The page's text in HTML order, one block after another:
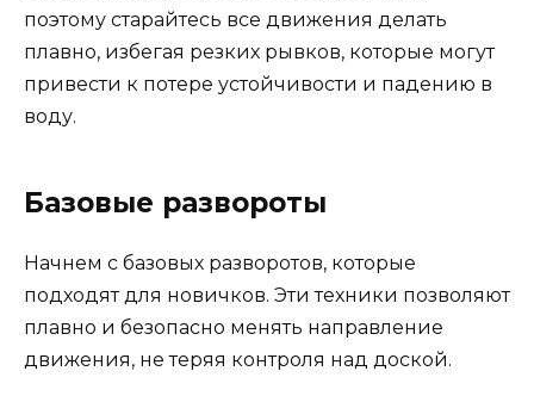
поэтому старайтесь все движения делать
плавно, избегая резких рывков, которые могут
привести к потере устойчивости и падению в
воду.
Базовые развороты
Начнем с базовых разворотов, которые
подходят для новичков. Эти техники позволяют
плавно и безопасно менять направление
движения, не теряя контроля над доской.